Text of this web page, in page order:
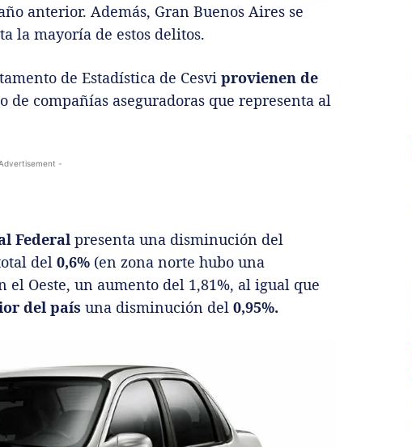
anterior. Además, Gran Buenos Aires se
la mayoría de estos delitos.
de Estadística de Cesvi provienen de
de compañías aseguradoras que representa al
-
Federal presenta una disminución del
del 0,6% (en zona norte hubo una
Oeste, un aumento del 1,81%, al igual que
del país una disminución del 0,95%.